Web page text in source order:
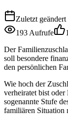
Zuletzt
193 Aufrufe
Der
soll besondere
den persönlichen
Wie hoch der
verheiratet bist
sogenannte Stufe
familiären Situation